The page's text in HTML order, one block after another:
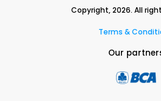
Copyright,2026. All
Terms &
Our